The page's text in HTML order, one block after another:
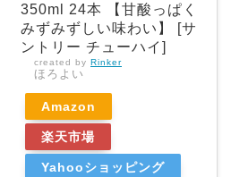
350ml 24本 【甘酸っぱく
みずみずしい味わい】 [サ
ントリー チューハイ]
created by Rinker
ほろよい
Amazon
楽天市場
Yahooショッピング